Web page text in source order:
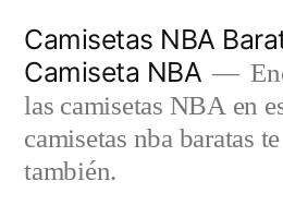
contenido
Camisetas NBA
Camiseta NBA
las camisetas NBA en
camisetas nba baratas
también.